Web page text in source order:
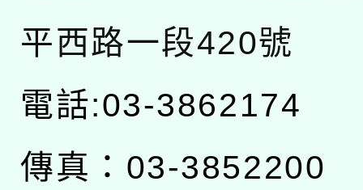
平西路一段420號
電話:03-3862174
傳真：03-3852200